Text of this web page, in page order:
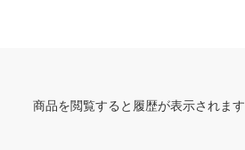
商品を閲覧すると履歴が表示されます